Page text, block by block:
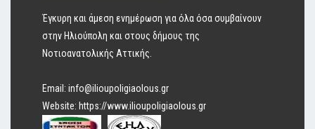
Έγκυρη και άμεση ενημέρωση για όλα όσα συμβαίνουν
στην Ηλιούπολη και στους δήμους της
Νοτιοανατολικής Αττικής.
Email: info@ilioupoligiaolous.gr
Website: https://www.ilioupoligiaolous.gr